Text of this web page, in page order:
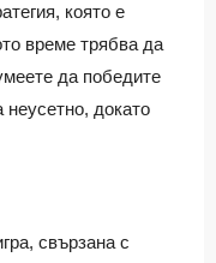
която е
време трябва да
да победите
докато
свързана с